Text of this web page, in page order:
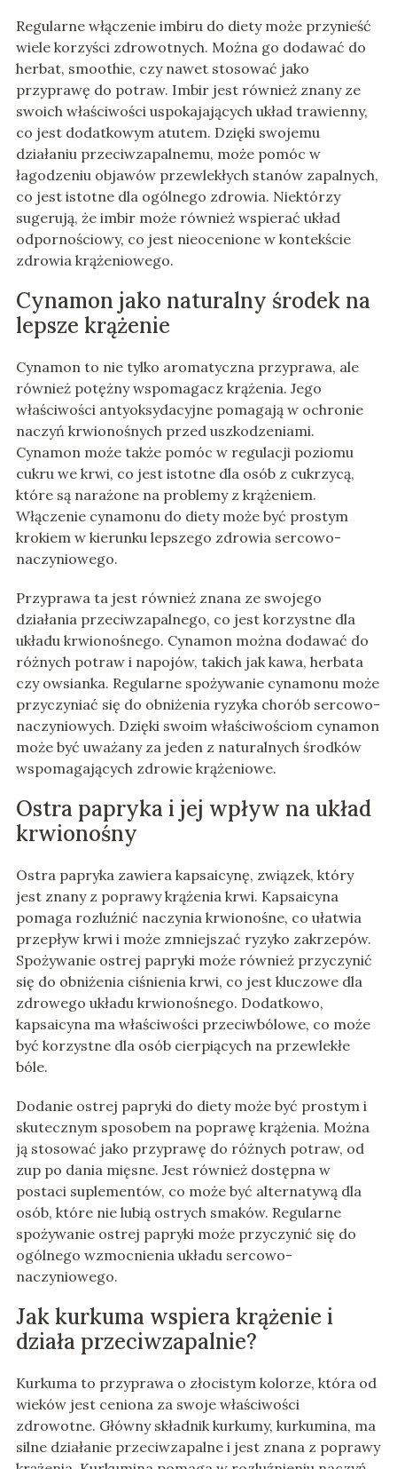
Regularne włączenie imbiru do diety może przynieść
wiele korzyści zdrowotnych. Można go dodawać do
herbat, smoothie, czy nawet stosować jako
przyprawę do potraw. Imbir jest również znany ze
swoich właściwości uspokajających układ trawienny,
co jest dodatkowym atutem. Dzięki swojemu
działaniu przeciwzapalnemu, może pomóc w
łagodzeniu objawów przewlekłych stanów zapalnych,
co jest istotne dla ogólnego zdrowia. Niektórzy
sugerują, że imbir może również wspierać układ
odpornościowy, co jest nieocenione w kontekście
zdrowia krążeniowego.
Cynamon jako naturalny środek na
lepsze krążenie
Cynamon to nie tylko aromatyczna przyprawa, ale
również potężny wspomagacz krążenia. Jego
właściwości antyoksydacyjne pomagają w ochronie
naczyń krwionośnych przed uszkodzeniami.
Cynamon może także pomóc w regulacji poziomu
cukru we krwi, co jest istotne dla osób z cukrzycą,
które są narażone na problemy z krążeniem.
Włączenie cynamonu do diety może być prostym
krokiem w kierunku lepszego zdrowia sercowo-
naczyniowego.
Przyprawa ta jest również znana ze swojego
działania przeciwzapalnego, co jest korzystne dla
układu krwionośnego. Cynamon można dodawać do
różnych potraw i napojów, takich jak kawa, herbata
czy owsianka. Regularne spożywanie cynamonu może
przyczyniać się do obniżenia ryzyka chorób sercowo-
naczyniowych. Dzięki swoim właściwościom cynamon
może być uważany za jeden z naturalnych środków
wspomagających zdrowie krążeniowe.
Ostra papryka i jej wpływ na układ
krwionośny
Ostra papryka zawiera kapsaicynę, związek, który
jest znany z poprawy krążenia krwi. Kapsaicyna
pomaga rozluźnić naczynia krwionośne, co ułatwia
przepływ krwi i może zmniejszać ryzyko zakrzepów.
Spożywanie ostrej papryki może również przyczynić
się do obniżenia ciśnienia krwi, co jest kluczowe dla
zdrowego układu krwionośnego. Dodatkowo,
kapsaicyna ma właściwości przeciwbólowe, co może
być korzystne dla osób cierpiących na przewlekłe
bóle.
Dodanie ostrej papryki do diety może być prostym i
skutecznym sposobem na poprawę krążenia. Można
ją stosować jako przyprawę do różnych potraw, od
zup po dania mięsne. Jest również dostępna w
postaci suplementów, co może być alternatywą dla
osób, które nie lubią ostrych smaków. Regularne
spożywanie ostrej papryki może przyczynić się do
ogólnego wzmocnienia układu sercowo-
naczyniowego.
Jak kurkuma wspiera krążenie i
działa przeciwzapalnie?
Kurkuma to przyprawa o złocistym kolorze, która od
wieków jest ceniona za swoje właściwości
zdrowotne. Główny składnik kurkumy, kurkumina, ma
silne działanie przeciwzapalne i jest znana z poprawy